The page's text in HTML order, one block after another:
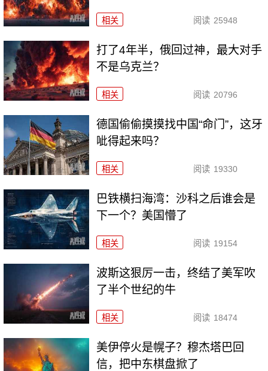
相关 阅读 25948
打了4年半，俄回过神，最大对手
不是乌克兰？
相关 阅读 20796
德国偷偷摸摸找中国“命门”，这牙
呲得起来吗？
相关 阅读 19330
巴铁横扫海湾：沙科之后谁会是
下一个？美国懵了
相关 阅读 19154
波斯这狠厉一击，终结了美军吹
了半个世纪的牛
相关 阅读 18474
美伊停火是幌子？穆杰塔巴回
信，把中东棋盘掀了